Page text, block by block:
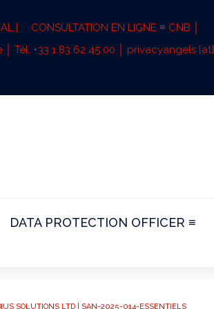
|
CONSULTATION EN LIGNE ≡ CNB │
Tél. +33 1 83 62 45 00 │ privacyangels [at]
DATA PROTECTION OFFICER ≡
SOLUTIONS LTD | SAN-2025-014-ESSENTIELS